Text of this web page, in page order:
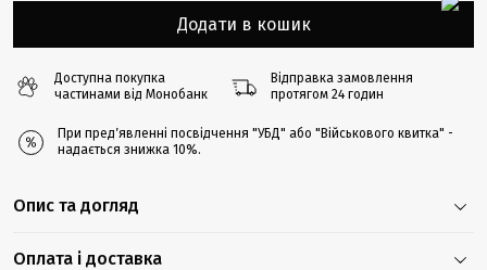
Додати в кошик
Доступна покупка
частинами від Монобанк
Відправка замовлення
протягом 24 годин
При предʼявленні посвідчення "УБД" або "Військового квитка" -
надається знижка 10%.
Опис та догляд
Оплата і доставка